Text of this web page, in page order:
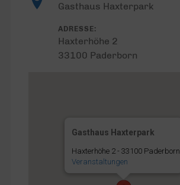
Gasthaus Haxterpark
ADRESSE:
Haxterhöhe 2
33100 Paderborn
Gasthaus Haxterpark
Haxterhöhe 2 - 33100 Paderborn
Veranstaltungen